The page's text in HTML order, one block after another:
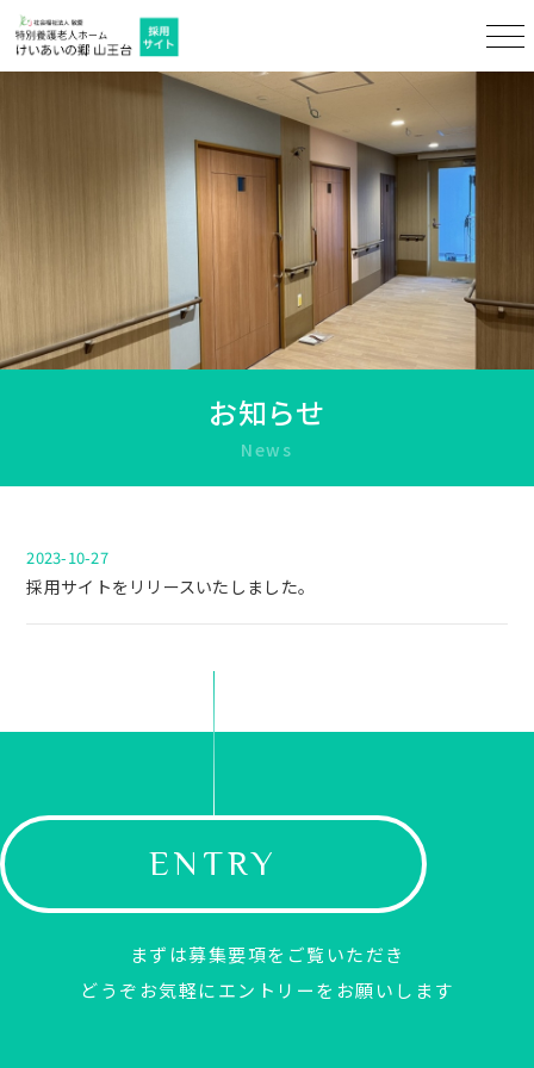
お知らせ
News
2023-10-27
採用サイトをリリースいたしました。
ENTRY
まずは募集要項をご覧いただき
どうぞお気軽にエントリーをお願いします